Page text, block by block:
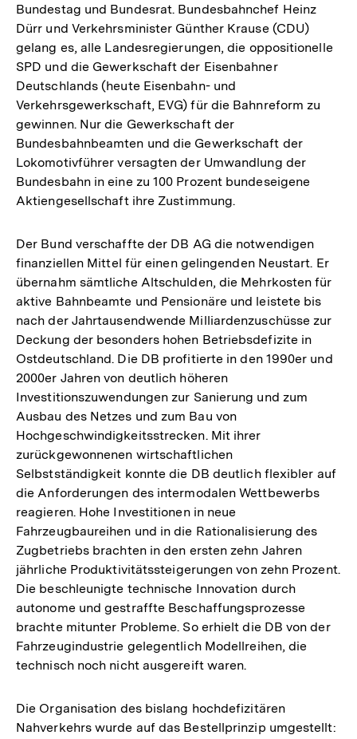
Bundestag und Bundesrat. Bundesbahnchef Heinz
Dürr und Verkehrsminister Günther Krause (CDU)
gelang es, alle Landesregierungen, die oppositionelle
SPD und die Gewerkschaft der Eisenbahner
Deutschlands (heute Eisenbahn- und
Verkehrsgewerkschaft, EVG) für die Bahnreform zu
gewinnen. Nur die Gewerkschaft der
Bundesbahnbeamten und die Gewerkschaft der
Lokomotivführer versagten der Umwandlung der
Bundesbahn in eine zu 100 Prozent bundeseigene
Aktiengesellschaft ihre Zustimmung.
Der Bund verschaffte der DB AG die notwendigen
finanziellen Mittel für einen gelingenden Neustart. Er
übernahm sämtliche Altschulden, die Mehrkosten für
aktive Bahnbeamte und Pensionäre und leistete bis
nach der Jahrtausendwende Milliardenzuschüsse zur
Deckung der besonders hohen Betriebsdefizite in
Ostdeutschland. Die DB profitierte in den 1990er und
2000er Jahren von deutlich höheren
Investitionszuwendungen zur Sanierung und zum
Ausbau des Netzes und zum Bau von
Hochgeschwindigkeitsstrecken. Mit ihrer
zurückgewonnenen wirtschaftlichen
Selbstständigkeit konnte die DB deutlich flexibler auf
die Anforderungen des intermodalen Wettbewerbs
reagieren. Hohe Investitionen in neue
Fahrzeugbaureihen und in die Rationalisierung des
Zugbetriebs brachten in den ersten zehn Jahren
jährliche Produktivitätssteigerungen von zehn Prozent.
Die beschleunigte technische Innovation durch
autonome und gestraffte Beschaffungsprozesse
brachte mitunter Probleme. So erhielt die DB von der
Fahrzeugindustrie gelegentlich Modellreihen, die
technisch noch nicht ausgereift waren.
Die Organisation des bislang hochdefizitären
Nahverkehrs wurde auf das Bestellprinzip umgestellt:
Zum